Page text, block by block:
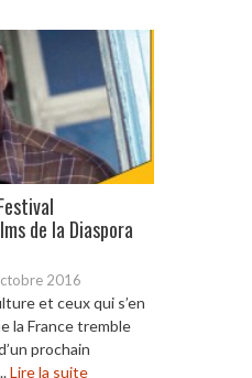
de la Diaspora
2016
et ceux qui s’en
la France tremble
prochain
Lire la suite